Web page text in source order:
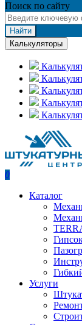
Поиск по сайту
Найти
Калькуляторы
0
Каталог
Услуги